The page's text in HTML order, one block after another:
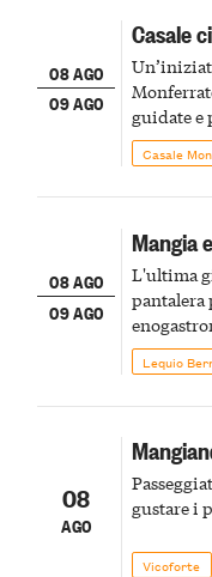
08 AGO
09 AGO
Casale
guidate e
Casale
08 AGO
09 AGO
Mangia
L'ultima
pantalera
Lequio
08
AGO
gustare i
Vicoforte